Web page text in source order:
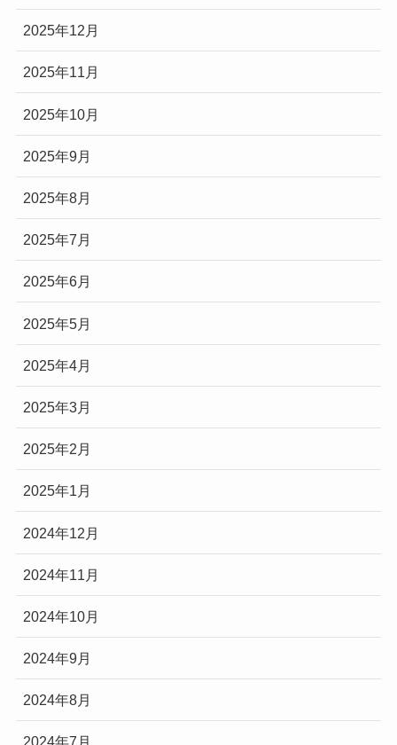
2025年12月
2025年11月
2025年10月
2025年9月
2025年8月
2025年7月
2025年6月
2025年5月
2025年4月
2025年3月
2025年2月
2025年1月
2024年12月
2024年11月
2024年10月
2024年9月
2024年8月